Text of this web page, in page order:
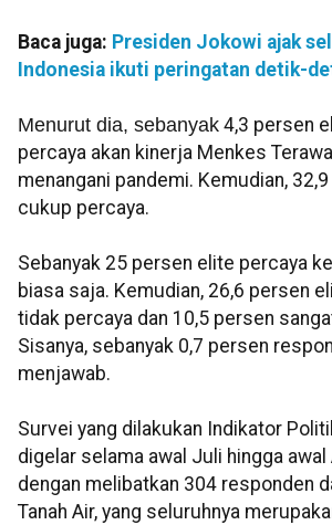
Baca juga: Presiden Jokowi ajak
Indonesia ikuti peringatan detik-
Menurut dia, sebanyak 4,3 persen
percaya akan kinerja Menkes
menangani pandemi. Kemudian,
cukup percaya.
Sebanyak 25 persen elite percaya
biasa saja. Kemudian, 26,6 persen
tidak percaya dan 10,5 persen
Sisanya, sebanyak 0,7 persen
menjawab.
Survei yang dilakukan Indikator
digelar selama awal Juli hingga
dengan melibatkan 304 responden
Tanah Air, yang seluruhnya